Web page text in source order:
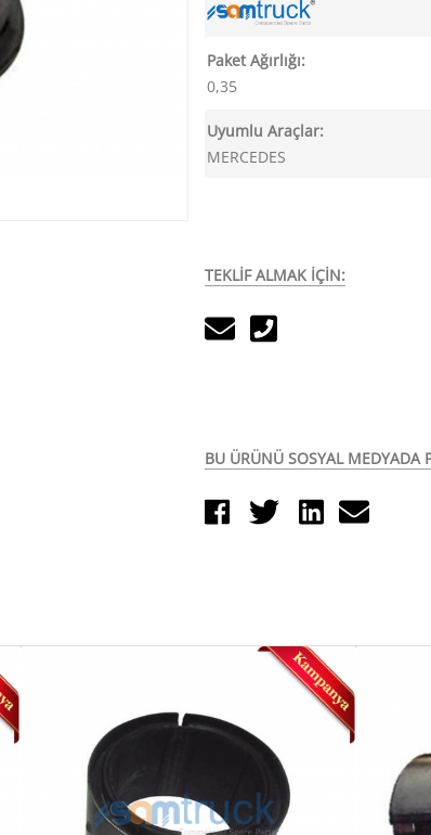
Paket Ağırlığı:
0,35
Uyumlu Araçlar:
MERCEDES
TEKLİF ALMAK İÇİN:
BU ÜRÜNÜ SOSYAL MEDYADA